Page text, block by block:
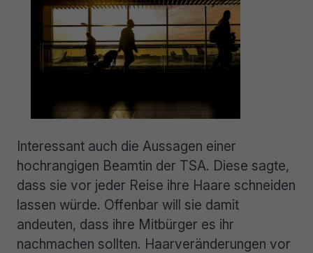
Interessant auch die Aussagen einer
hochrangigen Beamtin der TSA. Diese sagte,
dass sie vor jeder Reise ihre Haare schneiden
lassen würde. Offenbar will sie damit
andeuten, dass ihre Mitbürger es ihr
nachmachen sollten. Haarveränderungen vor